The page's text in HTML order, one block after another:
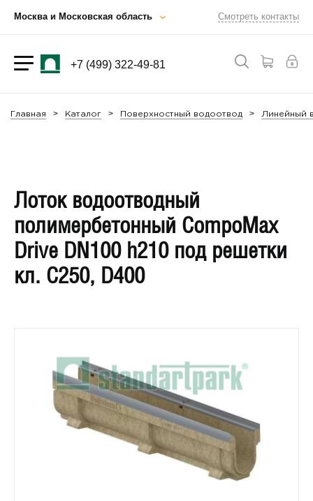
Москва и Московская область Смотреть контакты
+7 (499) 322-49-81
Главная Каталог Поверхностный водоотвод Линейный
Лоток водоотводный
полимербетонный CompoMax
Drive DN100 h210 под решетки
кл. C250, D400